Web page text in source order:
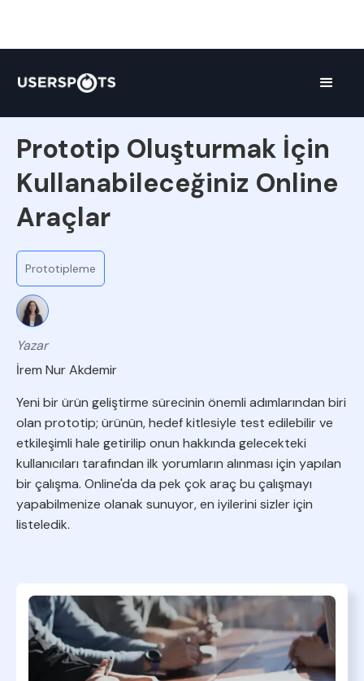
Prototip Oluşturmak İçin
Kullanabileceğiniz Online
Araçlar
Yazar
İrem Nur Akdemir
Prototipleme
Yeni bir ürün geliştirme sürecinin önemli adımlarından biri
olan prototip; ürünün, hedef kitlesiyle test edilebilir ve
etkileşimli hale getirilip onun hakkında gelecekteki
kullanıcıları tarafından ilk yorumların alınması için yapılan
bir çalışma. Online'da da pek çok araç bu çalışmayı
yapabilmenize olanak sunuyor, en iyilerini sizler için
listeledik.